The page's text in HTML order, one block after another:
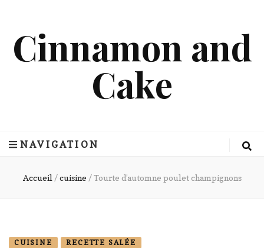
Cinnamon and
Cake
NAVIGATION
Accueil / cuisine / Tourte d’automne poulet champignons
CUISINE RECETTE SALÉE